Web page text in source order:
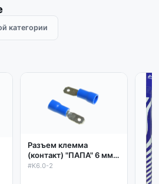
категории
Разъем клемма
(контакт) "ПАПА" 6 мм с
частичной изоляцией
#K6.0-2